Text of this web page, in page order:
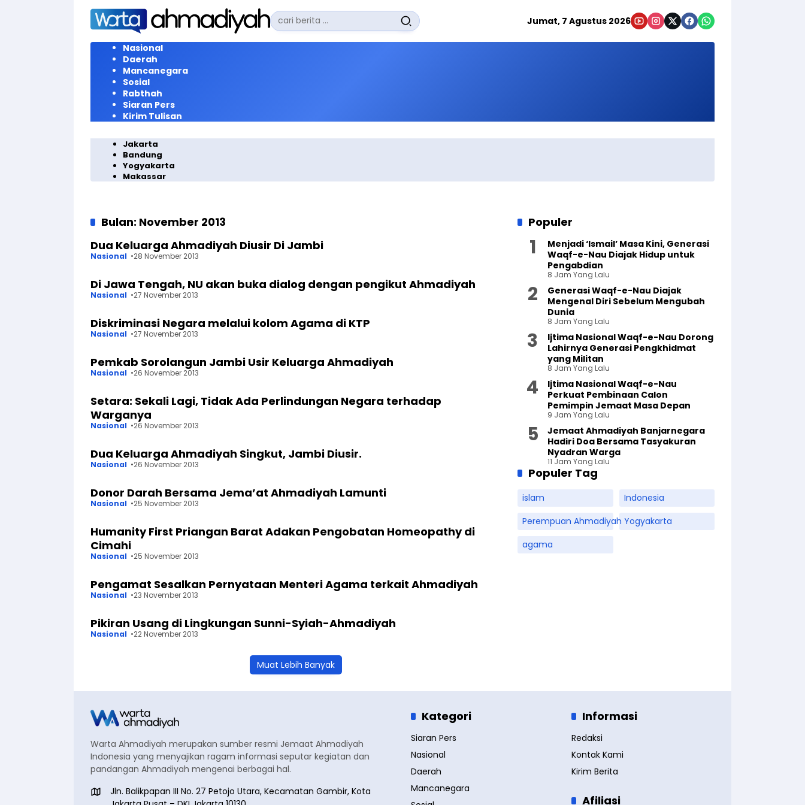
Langsung
konten
Pencarian
untuk:
Jumat, 7 Agustus 2026
Nasional
Daerah
Mancanegara
Sosial
Rabthah
Siaran Pers
Kirim Tulisan
Jakarta
Bandung
Yogyakarta
Makassar
Bulan: November 2013
Dua Keluarga Ahmadiyah Diusir Di Jambi
Nasional 28 November 2013
Di Jawa Tengah, NU akan buka dialog dengan pengikut Ahmadiyah
Nasional 27 November 2013
Diskriminasi Negara melalui kolom Agama di KTP
Nasional 27 November 2013
Pemkab Sorolangun Jambi Usir Keluarga Ahmadiyah
Nasional 26 November 2013
Setara: Sekali Lagi, Tidak Ada Perlindungan Negara terhadap
Warganya
Nasional 26 November 2013
Dua Keluarga Ahmadiyah Singkut, Jambi Diusir.
Nasional 26 November 2013
Donor Darah Bersama Jema’at Ahmadiyah Lamunti
Nasional 25 November 2013
Humanity First Priangan Barat Adakan Pengobatan Homeopathy di
Cimahi
Nasional 25 November 2013
Pengamat Sesalkan Pernyataan Menteri Agama terkait Ahmadiyah
Nasional 23 November 2013
Pikiran Usang di Lingkungan Sunni-Syiah-Ahmadiyah
Nasional 22 November 2013
Muat Lebih Banyak
Populer
Menjadi ‘Ismail’ Masa Kini, Generasi
Waqf-e-Nau Diajak Hidup untuk
Pengabdian
8 Jam Yang Lalu
Generasi Waqf-e-Nau Diajak
Mengenal Diri Sebelum Mengubah
Dunia
8 Jam Yang Lalu
Ijtima Nasional Waqf-e-Nau Dorong
Lahirnya Generasi Pengkhidmat
yang Militan
8 Jam Yang Lalu
Ijtima Nasional Waqf-e-Nau
Perkuat Pembinaan Calon
Pemimpin Jemaat Masa Depan
9 Jam Yang Lalu
Jemaat Ahmadiyah Banjarnegara
Hadiri Doa Bersama Tasyakuran
Nyadran Warga
11 Jam Yang Lalu
Populer Tag
islam
Indonesia
Perempuan Ahmadiyah Yogyakarta
agama
Warta Ahmadiyah merupakan sumber resmi Jemaat Ahmadiyah
Indonesia yang menyajikan ragam informasi seputar kegiatan dan
pandangan Ahmadiyah mengenai berbagai hal.
Jln. Balikpapan III No. 27 Petojo Utara, Kecamatan Gambir, Kota
Kategori
Siaran Pers
Nasional
Daerah
Mancanegara
Informasi
Redaksi
Kontak Kami
Kirim Berita
Afiliasi